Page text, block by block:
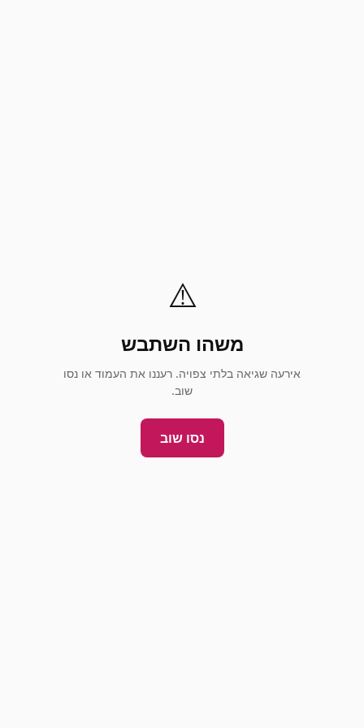
⚠️
משהו השתבש
אירעה שגיאה בלתי צפויה. רעננו את העמוד או נסו
שוב.
נסו שוב